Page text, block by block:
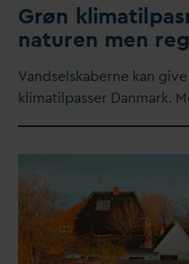
Grøn
naturen men
Vandselskaberne kan
klimatilpasser Danmark.